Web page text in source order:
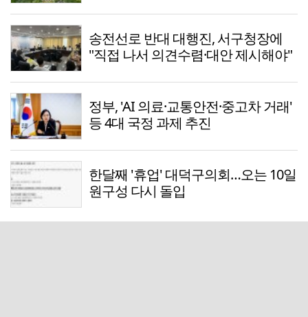
송전선로 반대 대행진, 서구청장에
"직접 나서 의견수렴·대안 제시해야"
정부, 'AI 의료·교통안전·중고차 거래'
등 4대 국정 과제 추진
한달째 '휴업' 대덕구의회…오는 10일
원구성 다시 돌입